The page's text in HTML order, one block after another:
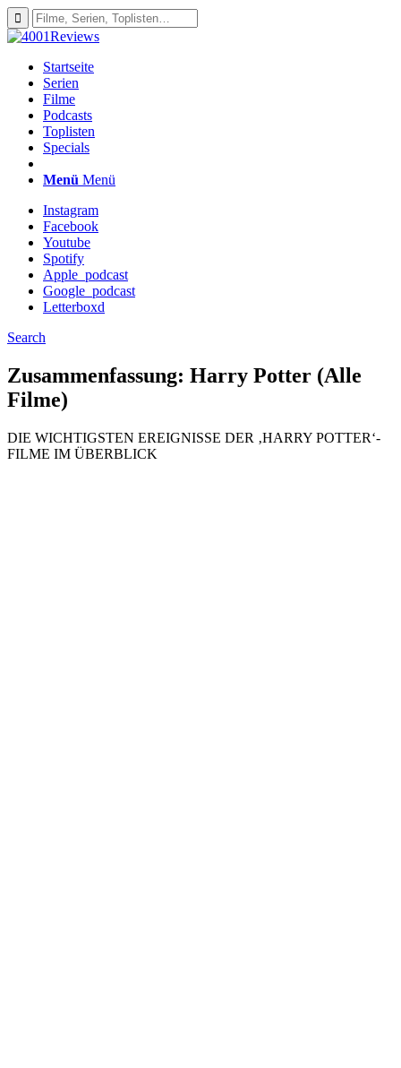
Startseite
Serien
Filme
Podcasts
Toplisten
Specials
Menü Menü
Instagram
Facebook
Youtube
Spotify
Apple_podcast
Google_podcast
Letterboxd
Search
Zusammenfassung: Harry Potter (Alle
Filme)
DIE WICHTIGSTEN EREIGNISSE DER ‚HARRY POTTER‘-
FILME IM ÜBERBLICK